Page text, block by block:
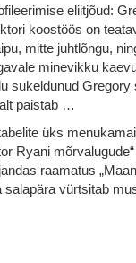
eliitjõud:
koostöös on
mitte juhtlõngu,
minevikku
sukeldunud
paistab …
üks
Ryani
raamatus
vürtsitab